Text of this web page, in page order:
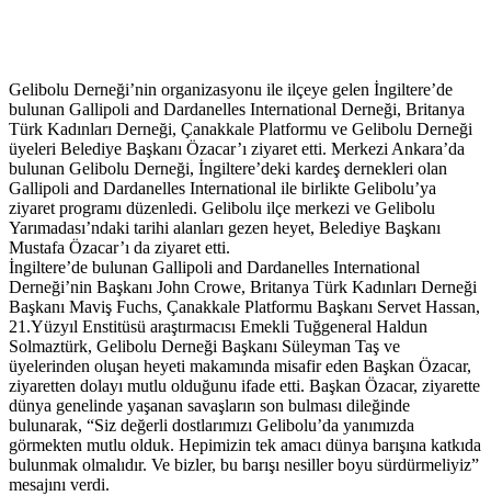
Gelibolu Derneği’nin organizasyonu ile ilçeye gelen İngiltere’de
bulunan Gallipoli and Dardanelles International Derneği, Britanya
Türk Kadınları Derneği, Çanakkale Platformu ve Gelibolu Derneği
üyeleri Belediye Başkanı Özacar’ı ziyaret etti. Merkezi Ankara’da
bulunan Gelibolu Derneği, İngiltere’deki kardeş dernekleri olan
Gallipoli and Dardanelles International ile birlikte Gelibolu’ya
ziyaret programı düzenledi. Gelibolu ilçe merkezi ve Gelibolu
Yarımadası’ndaki tarihi alanları gezen heyet, Belediye Başkanı
Mustafa Özacar’ı da ziyaret etti.
İngiltere’de bulunan Gallipoli and Dardanelles International
Derneği’nin Başkanı John Crowe, Britanya Türk Kadınları Derneği
Başkanı Maviş Fuchs, Çanakkale Platformu Başkanı Servet Hassan,
21.Yüzyıl Enstitüsü araştırmacısı Emekli Tuğgeneral Haldun
Solmaztürk, Gelibolu Derneği Başkanı Süleyman Taş ve
üyelerinden oluşan heyeti makamında misafir eden Başkan Özacar,
ziyaretten dolayı mutlu olduğunu ifade etti. Başkan Özacar, ziyarette
dünya genelinde yaşanan savaşların son bulması dileğinde
bulunarak, “Siz değerli dostlarımızı Gelibolu’da yanımızda
görmekten mutlu olduk. Hepimizin tek amacı dünya barışına katkıda
bulunmak olmalıdır. Ve bizler, bu barışı nesiller boyu sürdürmeliyiz”
mesajını verdi.